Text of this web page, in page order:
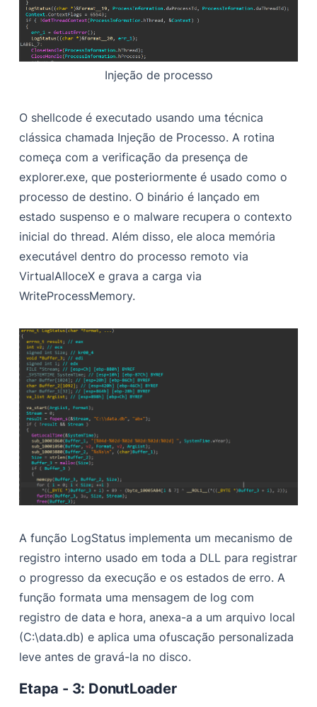
Injeção de processo
O shellcode é executado usando uma técnica
clássica chamada Injeção de Processo. A rotina
começa com a verificação da presença de
explorer.exe, que posteriormente é usado como o
processo de destino. O binário é lançado em
estado suspenso e o malware recupera o contexto
inicial do thread. Além disso, ele aloca memória
executável dentro do processo remoto via
VirtualAlloceX e grava a carga via
WriteProcessMemory.
A função LogStatus implementa um mecanismo de
registro interno usado em toda a DLL para registrar
o progresso da execução e os estados de erro. A
função formata uma mensagem de log com
registro de data e hora, anexa-a a um arquivo local
(C:\data.db) e aplica uma ofuscação personalizada
leve antes de gravá-la no disco.
Etapa - 3: DonutLoader